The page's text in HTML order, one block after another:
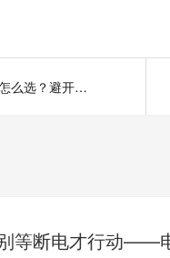
选购指南｜不同场景电缆怎么选？避开陷阱不踩坑